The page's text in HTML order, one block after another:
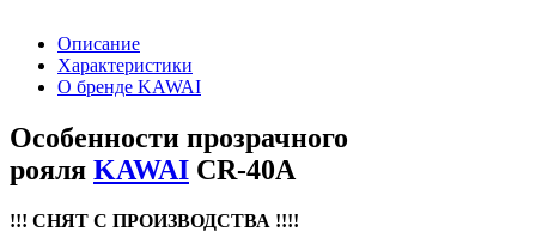
Описание
Характеристики
О бренде KAWAI
Особенности прозрачного
рояля KAWAI CR-40A
!!! СНЯТ С ПРОИЗВОДСТВА !!!!